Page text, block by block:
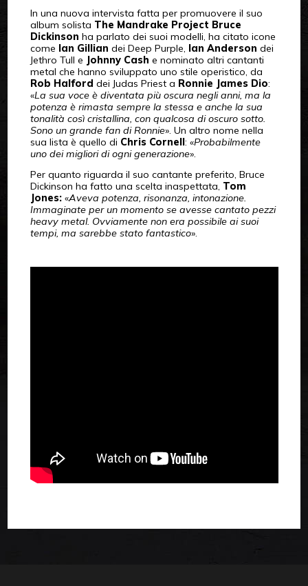
In una nuova intervista fatta per promuovere il suo
album solista The Mandrake Project Bruce
Dickinson ha parlato dei suoi modelli, ha citato icone
come Ian Gillian dei Deep Purple, Ian Anderson dei
Jethro Tull e Johnny Cash e nominato altri cantanti
metal che hanno sviluppato uno stile operistico, da
Rob Halford dei Judas Priest a Ronnie James Dio:
«La sua voce è diventata più oscura negli anni, ma la
potenza è rimasta sempre la stessa e anche la sua
tonalità così cristallina, con qualcosa di oscuro sotto.
Sono un grande fan di Ronnie». Un altro nome nella
sua lista è quello di Chris Cornell: «Probabilmente
uno dei migliori di ogni generazione».
Per quanto riguarda il suo cantante preferito, Bruce
Dickinson ha fatto una scelta inaspettata, Tom
Jones:«Aveva potenza, risonanza, intonazione.
Immaginate per un momento se avesse cantato pezzi
heavy metal. Ovviamente non era possibile ai suoi
tempi, ma sarebbe stato fantastico».